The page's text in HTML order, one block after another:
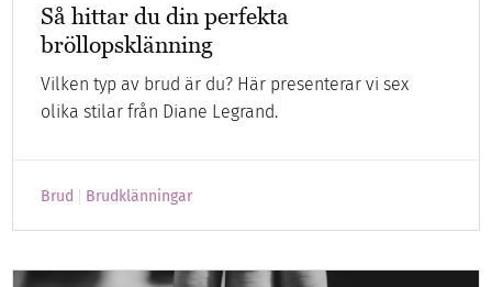
Så hittar du din perfekta
bröllopsklänning
Vilken typ av brud är du? Här presenterar vi sex
olika stilar från Diane Legrand.
Brud Brudklänningar